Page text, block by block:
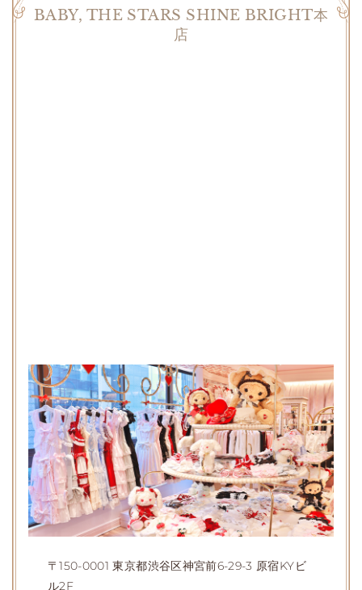
BABY, THE STARS SHINE BRIGHT本
店
〒150-0001 東京都渋谷区神宮前6-29-3 原宿KYビ
ル2F